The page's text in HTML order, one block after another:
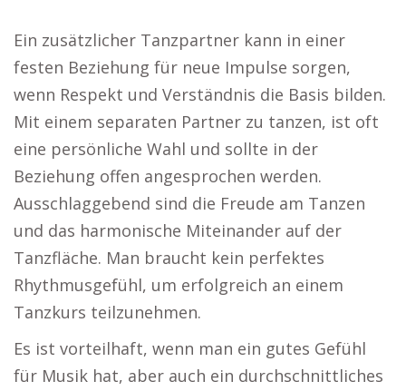
Ein zusätzlicher Tanzpartner kann in einer
festen Beziehung für neue Impulse sorgen,
wenn Respekt und Verständnis die Basis bilden.
Mit einem separaten Partner zu tanzen, ist oft
eine persönliche Wahl und sollte in der
Beziehung offen angesprochen werden.
Ausschlaggebend sind die Freude am Tanzen
und das harmonische Miteinander auf der
Tanzfläche. Man braucht kein perfektes
Rhythmusgefühl, um erfolgreich an einem
Tanzkurs teilzunehmen.
Es ist vorteilhaft, wenn man ein gutes Gefühl
für Musik hat, aber auch ein durchschnittliches